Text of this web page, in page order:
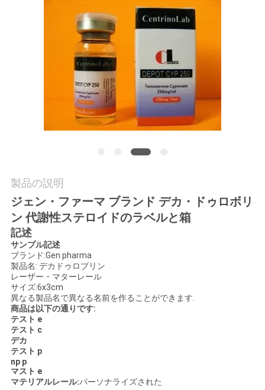
連
絡
し
な
さ
い
ニ
ュ
ー
製品の説明
ジェン・ファーマ ブランド デカ・ドゥロボリ
ン 代謝性ステロイドのラベルと箱
記述
サンプル記述
ブランド:Gen pharma
製品名: デカドゥロブリン
レーザー・マターレール
サイズ:6x3cm
異なる製品名で異なる名前を作ることができます.
商品は以下の通りです:
テスト e
テスト c
デカ
テスト p
np p
マスト e
マテリアルレール:パーソナライズされた